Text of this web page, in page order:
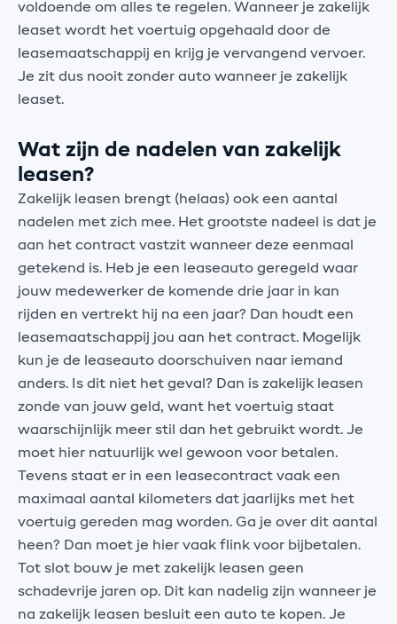
voldoende om alles te regelen. Wanneer je zakelijk
leaset wordt het voertuig opgehaald door de
leasemaatschappij en krijg je vervangend vervoer.
Je zit dus nooit zonder auto wanneer je zakelijk
leaset.
Wat zijn de nadelen van zakelijk
leasen?
Zakelijk leasen brengt (helaas) ook een aantal
nadelen met zich mee. Het grootste nadeel is dat je
aan het contract vastzit wanneer deze eenmaal
getekend is. Heb je een leaseauto geregeld waar
jouw medewerker de komende drie jaar in kan
rijden en vertrekt hij na een jaar? Dan houdt een
leasemaatschappij jou aan het contract. Mogelijk
kun je de leaseauto doorschuiven naar iemand
anders. Is dit niet het geval? Dan is zakelijk leasen
zonde van jouw geld, want het voertuig staat
waarschijnlijk meer stil dan het gebruikt wordt. Je
moet hier natuurlijk wel gewoon voor betalen.
Tevens staat er in een leasecontract vaak een
maximaal aantal kilometers dat jaarlijks met het
voertuig gereden mag worden. Ga je over dit aantal
heen? Dan moet je hier vaak flink voor bijbetalen.
Tot slot bouw je met zakelijk leasen geen
schadevrije jaren op. Dit kan nadelig zijn wanneer je
na zakelijk leasen besluit een auto te kopen. Je